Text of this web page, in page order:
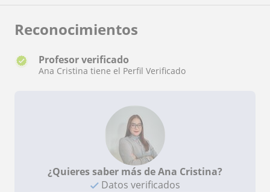
Reconocimientos
Profesor verificado
Ana Cristina tiene el Perfil Verificado
¿Quieres saber más de Ana Cristina?
Datos verificados